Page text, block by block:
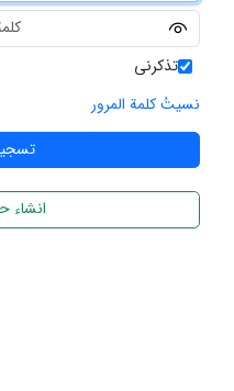
تذكرني
نسيتُ كلمة المرور